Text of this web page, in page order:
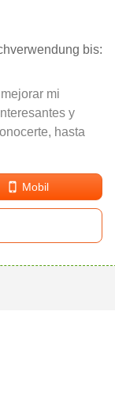
bis:
mi
y
hasta
Mobil